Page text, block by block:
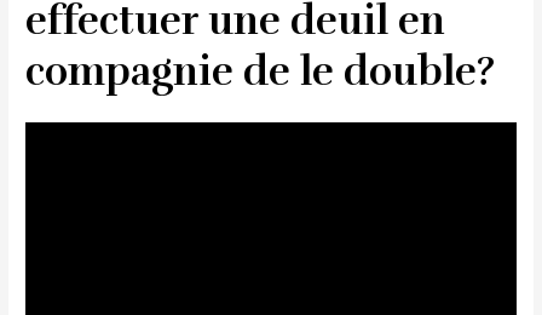
effectuer une deuil en
compagnie de le double?